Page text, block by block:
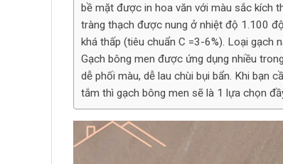
bề mặt được in hoa văn với màu sắc kích
tràng thạch được nung ở nhiệt độ 1.100
khá thấp (tiêu chuẩn C =3-6%). Loại gạch
Gạch bông men được ứng dụng nhiều
dễ phối màu, dễ lau chùi bụi bẩn. Khi bạn
tắm thì gạch bông men sẽ là 1 lựa chọn